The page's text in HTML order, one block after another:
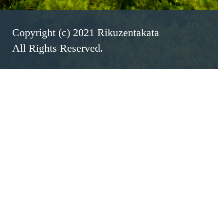
Copyright (c) 2021 Rikuzentakata
All Rights Reserved.